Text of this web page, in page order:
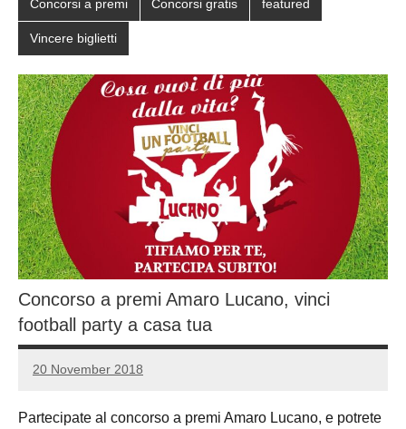
Concorsi a premi Concorsi gratis featured
Vincere biglietti
Concorso a premi Amaro Lucano, vinci
football party a casa tua
20 November 2018
Luca
3
Partecipate al concorso a premi Amaro Lucano, e potrete